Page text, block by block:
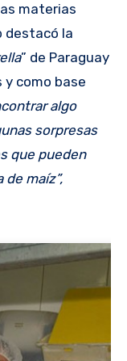
materias
destacó la
” de Paraguay
como base
algo
sorpresas
que pueden
maíz”,